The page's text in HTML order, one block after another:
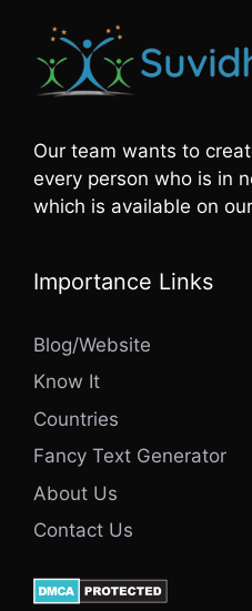
Our team wants to
every person who is in
which is available on
Importance Links
Blog/Website
Know It
Countries
Fancy Text Generator
About Us
Contact Us